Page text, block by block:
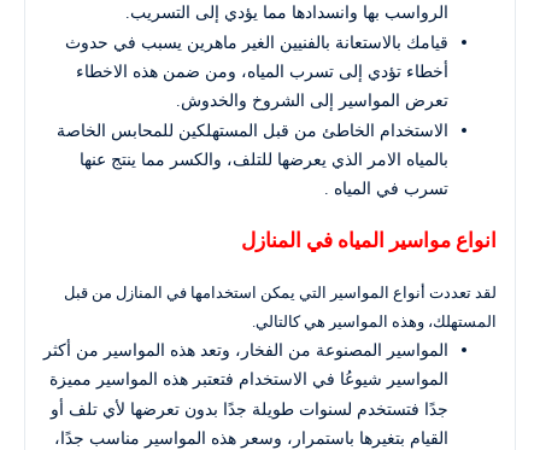
الرواسب بها وانسدادها مما يؤدي إلى التسريب.
قيامك بالاستعانة بالفنيين الغير ماهرين يسبب في حدوث
أخطاء تؤدي إلى تسرب المياه، ومن ضمن هذه الاخطاء
تعرض المواسير إلى الشروخ والخدوش.
الاستخدام الخاطئ من قبل المستهلكين للمحابس الخاصة
بالمياه الامر الذي يعرضها للتلف، والكسر مما ينتج عنها
تسرب في المياه .
انواع مواسير المياه في المنازل
لقد تعددت أنواع المواسير التي يمكن استخدامها في المنازل من قبل
المستهلك، وهذه المواسير هي كالتالي.
المواسير المصنوعة من الفخار، وتعد هذه المواسير من أكثر
المواسير شيوعُا في الاستخدام فتعتبر هذه المواسير مميزة
جدًا فتستخدم لسنوات طويلة جدًا بدون تعرضها لأي تلف أو
القيام بتغيرها باستمرار، وسعر هذه المواسير مناسب جدًا،